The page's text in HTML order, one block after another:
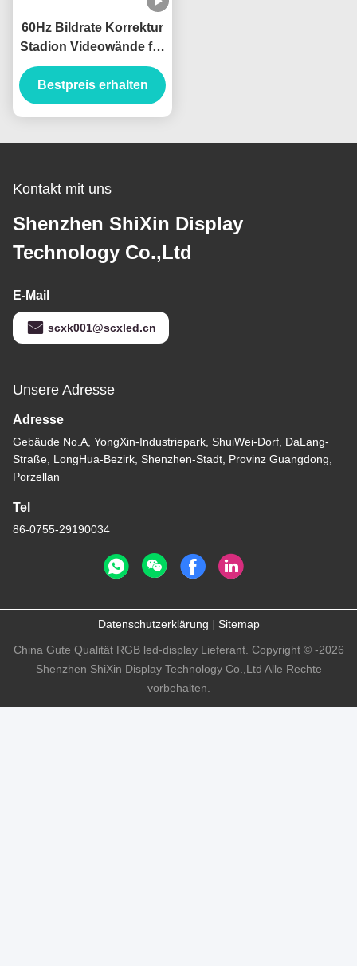
60Hz Bildrate Korrektur
Stadion Videowände für
Unterhaltungsstätten
Bestpreis erhalten
Kontakt mit uns
Shenzhen ShiXin Display
Technology Co.,Ltd
E-Mail
scxk001@scxled.cn
Unsere Adresse
Adresse
Gebäude No.A, YongXin-Industriepark, ShuiWei-Dorf, DaLang-
Straße, LongHua-Bezirk, Shenzhen-Stadt, Provinz Guangdong,
Porzellan
Tel
86-0755-29190034
Datenschutzerklärung | Sitemap
China Gute Qualität RGB led-display Lieferant. Copyright © -2026
Shenzhen ShiXin Display Technology Co.,Ltd Alle Rechte
vorbehalten.